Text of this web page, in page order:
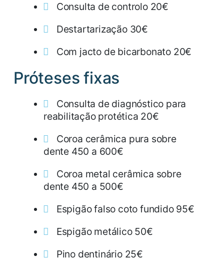
Consulta de controlo 20€
Destartarização 30€
Com jacto de bicarbonato 20€
Próteses fixas
Consulta de diagnóstico para
reabilitação protética 20€
Coroa cerâmica pura sobre
dente 450 a 600€
Coroa metal cerâmica sobre
dente 450 a 500€
Espigão falso coto fundido 95€
Espigão metálico 50€
Pino dentinário 25€